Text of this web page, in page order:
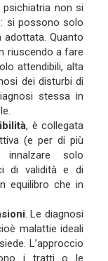
non si
si possono solo
Quanto
riuscendo a fare
attendibili, alta
dei disturbi di
stessa in
, è collegata
(e per di più
solo
di validità e di
equilibro che in
. Le diagnosi
malattie ideali
L’approccio
i tratti o le